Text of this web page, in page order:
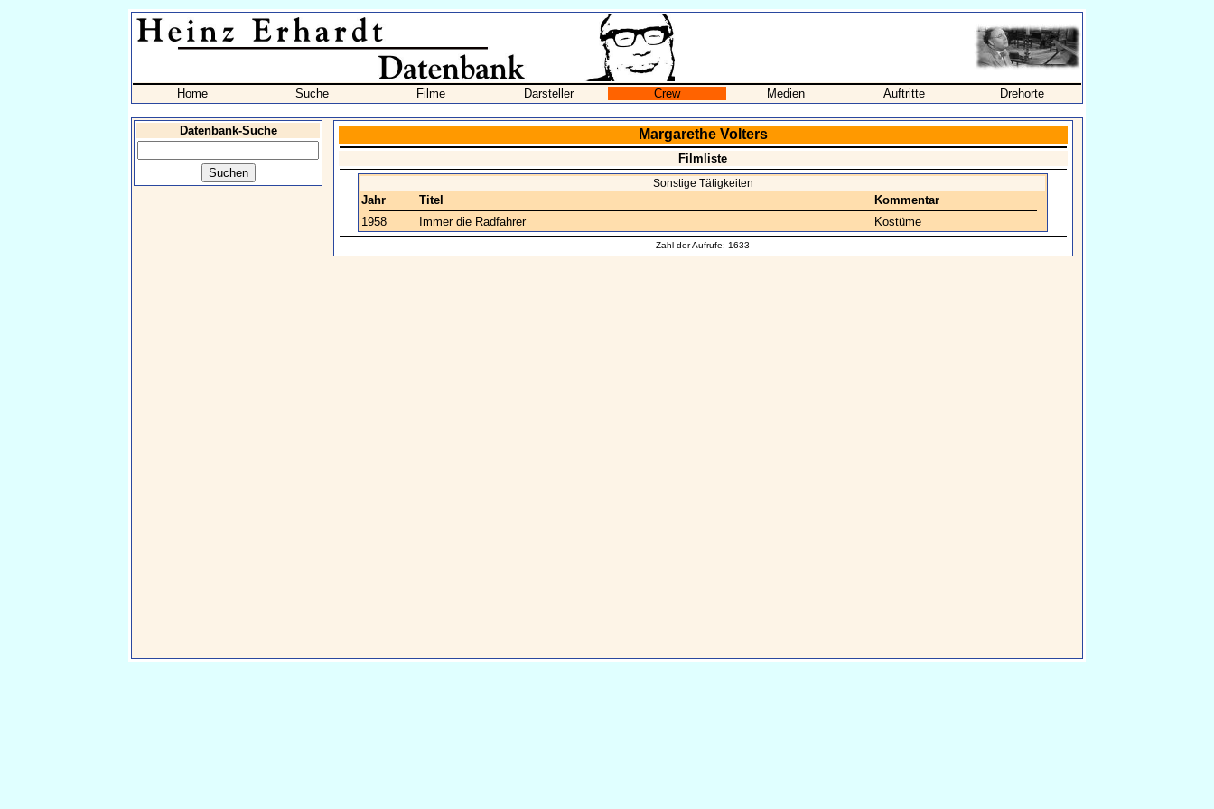
Home Suche Filme Darsteller Crew Medien Auftritte Drehorte
Datenbank-Suche Margarethe Volters
Filmliste
Sonstige Tätigkeiten
Jahr Titel
Kommentar
1958
Immer die Radfahrer Kostüme
Zahl der Aufrufe: 1633